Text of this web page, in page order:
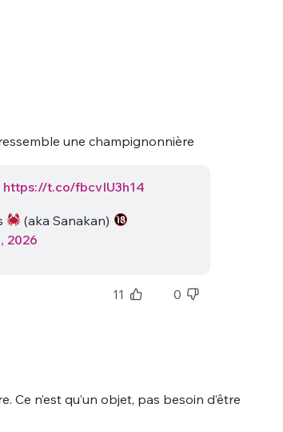
une champignonnière
https://t.co/fbcvIU3h14
(aka Sanakan)
2026
11 0
n’est qu’un objet, pas besoin d’être